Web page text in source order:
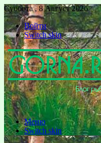
Суббота , 8 Август 2026
Войти
Switch skin
Меню
Switch skin